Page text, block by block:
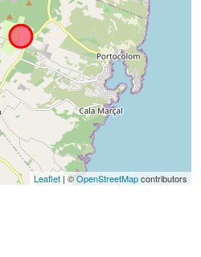
Leaflet| ©OpenStreetMapcontributors